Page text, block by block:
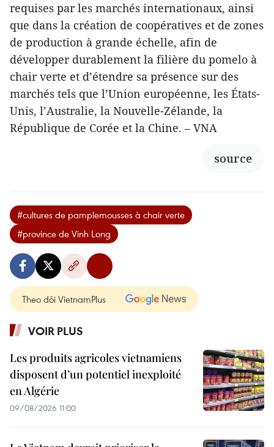
requises par les marchés internationaux, ainsi
que dans la création de coopératives et de zones
de production à grande échelle, afin de
développer durablement la filière du pomelo à
chair verte et d’étendre sa présence sur des
marchés tels que l’Union européenne, les États-
Unis, l’Australie, la Nouvelle-Zélande, la
République de Corée et la Chine. – VNA
source
#cultures de pamplemousses à chair verte
#province de Vinh Long
Theo dõi VietnamPlus
VOIR PLUS
Les produits agricoles vietnamiens
disposent d’un potentiel inexploité
en Algérie
09/08/2026 11:00